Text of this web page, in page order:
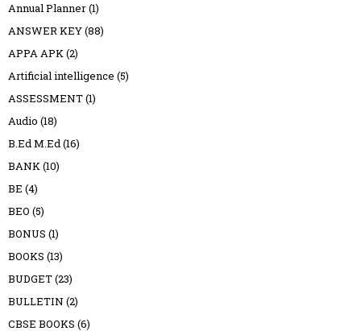
Annual Planner(1)
ANSWER KEY(88)
APPA APK(2)
Artificial intelligence (5)
ASSESSMENT(1)
Audio (18)
B.Ed M.Ed(16)
BANK(10)
BE (4)
BEO (5)
BONUS (1)
BOOKS (13)
BUDGET(23)
BULLETIN (2)
CBSE BOOKS (6)